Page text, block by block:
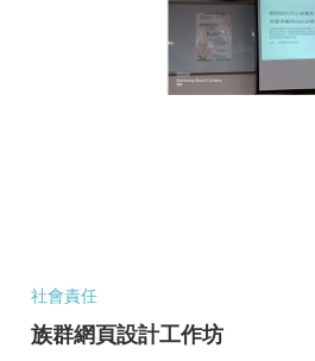
社會責任
族群網頁設計工作坊